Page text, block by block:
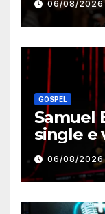
de
06/08/2026
GOSPEL
Samuel
single e
Marcha”
06/08/